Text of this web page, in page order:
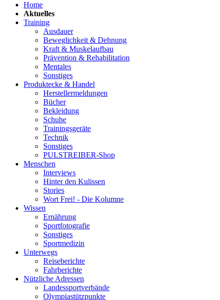
Home
Aktuelles
Training
Ausdauer
Beweglichkeit & Dehnung
Kraft & Muskelaufbau
Prävention & Rehabilitation
Mentales
Sonstiges
Produktecke & Handel
Herstellermeldungen
Bücher
Bekleidung
Schuhe
Trainingsgeräte
Technik
Sonstiges
PULSTREIBER-Shop
Menschen
Interviews
Hinter den Kulissen
Stories
Wort Frei! - Die Kolumne
Wissen
Ernährung
Sportfotografie
Sonstiges
Sportmedizin
Unterwegs
Reiseberichte
Fahrberichte
Nützliche Adressen
Landessportverbände
Olympiastützpunkte